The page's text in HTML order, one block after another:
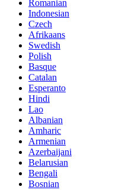
Romanian
Indonesian
Czech
Afrikaans
Swedish
Polish
Basque
Catalan
Esperanto
Hindi
Lao
Albanian
Amharic
Armenian
Azerbaijani
Belarusian
Bengali
Bosnian